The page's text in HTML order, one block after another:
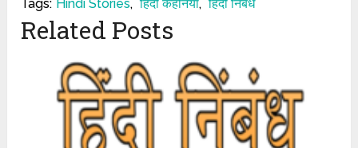
Tags: Hindi Stories, हिंदी कहनिया, हिंदी निबंध
Related Posts